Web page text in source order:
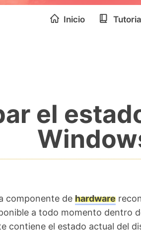
Inicio
el
componente de hardware
a todo momento dentro
contiene el estado actual del